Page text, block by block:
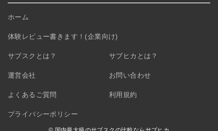
ホーム
体験レビュー書きます！(企業向け)
サブスクとは？ サブヒカとは？
運営会社 お問い合わせ
よくあるご質問 利用規約
プライバシーポリシー